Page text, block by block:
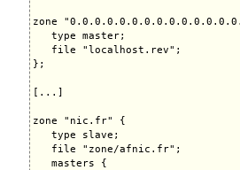
zone
   type master;
   file "localhost.rev";
};
[...]
zone "nic.fr" {
   type slave;
   file "zone/afnic.fr";
   masters {